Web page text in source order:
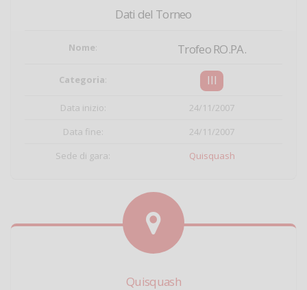
Dati del Torneo
Nome: Trofeo RO.PA.
Categoria: III
Data inizio:
24/11/2007
Data fine:
24/11/2007
Sede di gara:
Quisquash
Quisquash